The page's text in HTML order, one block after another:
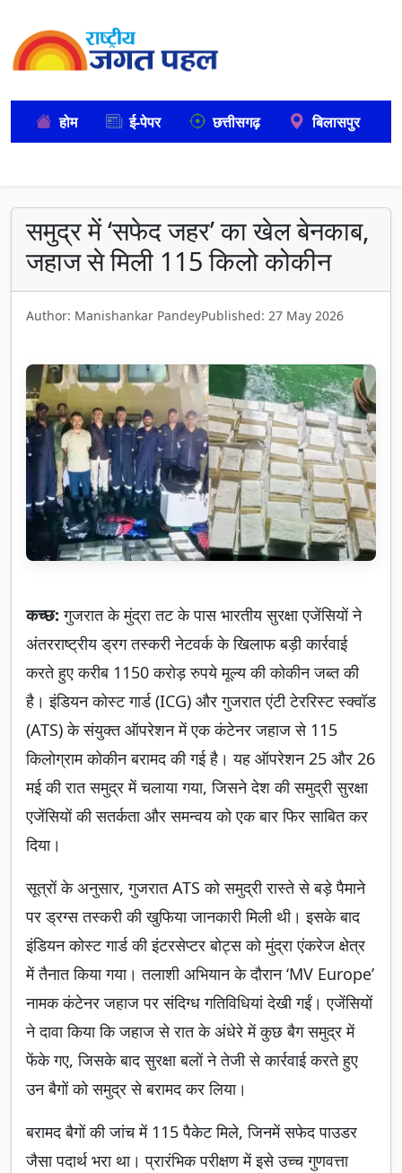
होम ई-पेपर छत्तीसगढ़ बिलासपुर
समुद्र में ‘सफेद जहर’ का खेल बेनकाब,
जहाज से मिली 115 किलो कोकीन
Author: Manishankar PandeyPublished: 27 May 2026
कच्छ:गुजरात के मुंद्रा तट के पास भारतीय सुरक्षा एजेंसियों ने
अंतरराष्ट्रीय ड्रग तस्करी नेटवर्क के खिलाफ बड़ी कार्रवाई
करते हुए करीब 1150 करोड़ रुपये मूल्य की कोकीन जब्त की
है। इंडियन कोस्ट गार्ड (ICG) और गुजरात एंटी टेररिस्ट स्क्वॉड
(ATS) के संयुक्त ऑपरेशन में एक कंटेनर जहाज से 115
किलोग्राम कोकीन बरामद की गई है। यह ऑपरेशन 25 और 26
मई की रात समुद्र में चलाया गया, जिसने देश की समुद्री सुरक्षा
एजेंसियों की सतर्कता और समन्वय को एक बार फिर साबित कर
दिया।
सूत्रों के अनुसार, गुजरात ATS को समुद्री रास्ते से बड़े पैमाने
पर ड्रग्स तस्करी की खुफिया जानकारी मिली थी। इसके बाद
इंडियन कोस्ट गार्ड की इंटरसेप्टर बोट्स को मुंद्रा एंकरेज क्षेत्र
में तैनात किया गया। तलाशी अभियान के दौरान ‘MV Europe’
नामक कंटेनर जहाज पर संदिग्ध गतिविधियां देखी गईं। एजेंसियों
ने दावा किया कि जहाज से रात के अंधेरे में कुछ बैग समुद्र में
फेंके गए, जिसके बाद सुरक्षा बलों ने तेजी से कार्रवाई करते हुए
उन बैगों को समुद्र से बरामद कर लिया।
बरामद बैगों की जांच में 115 पैकेट मिले, जिनमें सफेद पाउडर
जैसा पदार्थ भरा था। प्रारंभिक परीक्षण में इसे उच्च गुणवत्ता